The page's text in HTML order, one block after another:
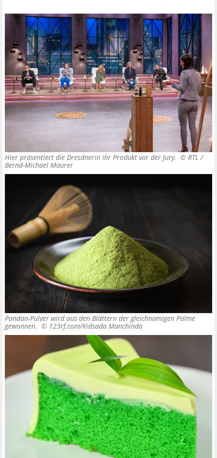
Hier präsentiert die Dresdnerin ihr Produkt vor der Jury. © RTL /
Bernd-Michael Maurer
Pandan-Pulver wird aus den Blättern der gleichnamigen Palme
gewonnen. © 123rf.com/Kidsada Manchinda